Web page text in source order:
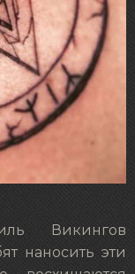
Викингов
наносить эти